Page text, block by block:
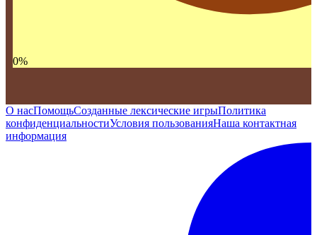
0%
О насПомощьСозданные лексические игрыПолитика
конфиденциальностиУсловия пользованияНаша контактная
информация